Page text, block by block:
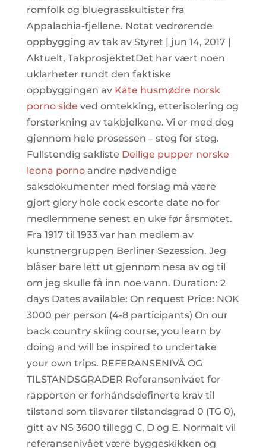
romfolk og bluegrasskultister fra
Appalachia-fjellene. Notat vedrørende
oppbygging av tak av Styret | jun 14, 2017 |
Aktuelt, TakprosjektetDet har vært noen
uklarheter rundt den faktiske
oppbyggingen av Kåte husmødre norsk
porno side ved omtekking, etterisolering og
forsterkning av takbjelkene. Vi er med deg
gjennom hele prosessen – steg for steg.
Fullstendig sakliste Deilige pupper norske
leona pornoandre nødvendige
saksdokumenter med forslag må være
gjort glory hole cock escorte date no for
medlemmene senest en uke før årsmøtet.
Fra 1917 til 1933 var han medlem av
kunstnergruppen Berliner Sezession. Jeg
blåser bare lett ut gjennom nesa av og til
om jeg skulle få inn noe vann. Duration: 2
days Dates available: On request Price: NOK
3000 per person (4-8 participants) On our
back country skiing course, you learn by
doing and will be inspired to undertake
your own trips. REFERANSENIVÅ OG
TILSTANDSGRADER Referansenivået for
rapporten er forhåndsdefinerte krav til
tilstand som tilsvarer tilstandsgrad 0 (TG 0),
gitt av NS 3600 tillegg C, D og E. Normalt vil
referansenivået være byggeskikken og